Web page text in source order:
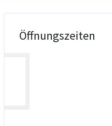
Öffnungszeiten